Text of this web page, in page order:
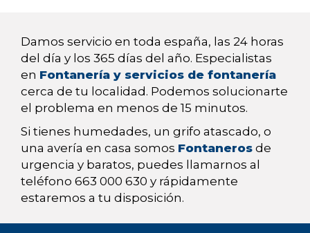
Damos servicio en toda españa, las 24 horas
del día y los 365 días del año. Especialistas
en Fontanería y servicios de fontanería
cerca de tu localidad. Podemos solucionarte
el problema en menos de 15 minutos.
Si tienes humedades, un grifo atascado, o
una avería en casa somos Fontaneros de
urgencia y baratos, puedes llamarnos al
teléfono 663 000 630 y rápidamente
estaremos a tu disposición.